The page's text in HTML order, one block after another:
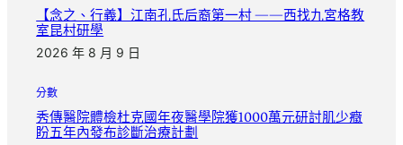
【念之、行義】江南孔氏后裔第一村 ——西找九宮格教
室昆村研學
2026 年 8 月 9 日
分數
秀傳醫院體檢杜克國年夜醫學院獲1000萬元研討肌少癥
盼五年內發布診斷治療計劃